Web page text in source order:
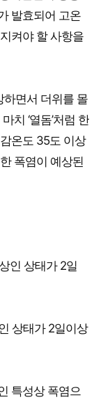
발효되어 고온
켜야 할 사항을
하면서 더위를 몰
치 ‘열돔’처럼 한
온도 35도 이상
폭염이 예상된
인 상태가 2일
상태가 2일이상
특성상 폭염으